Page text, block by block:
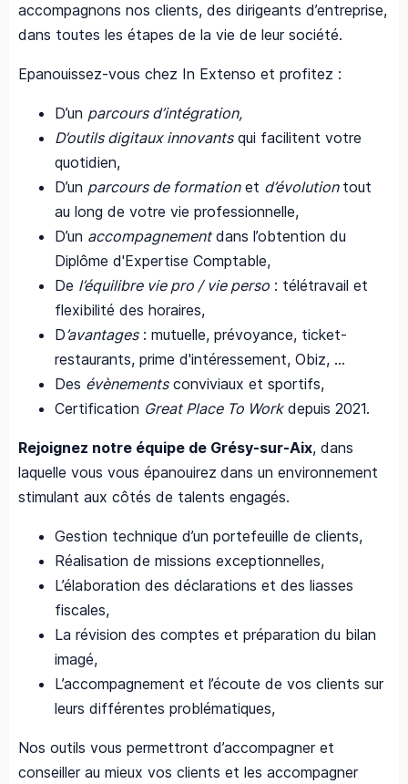
accompagnons nos clients, des dirigeants d’entreprise,
dans toutes les étapes de la vie de leur société.
Epanouissez-vous chez In Extenso et profitez :
D’un parcours d’intégration,
D’outils digitaux innovantsqui facilitent votre
quotidien,
D’un parcours de formationet d’évolution tout
au long de votre vie professionnelle,
D’un accompagnementdans l’obtention du
Diplôme d'Expertise Comptable,
De l’équilibre vie pro / vie perso : télétravail et
flexibilité des horaires,
D’avantages: mutuelle, prévoyance, ticket-
restaurants, prime d'intéressement, Obiz, ...
Des évènementsconviviaux et sportifs,
Certification Great Place To Workdepuis 2021.
Rejoignez notre équipe de Grésy-sur-Aix, dans
laquelle vous vous épanouirez dans un environnement
stimulant aux côtés de talents engagés.
Gestion technique d’un portefeuille de clients,
Réalisation de missions exceptionnelles,
L’élaboration des déclarations et des liasses
fiscales,
La révision des comptes et préparation du bilan
imagé,
L’accompagnement et l’écoute de vos clients sur
leurs différentes problématiques,
Nos outils vous permettront d’accompagner et
conseiller au mieux vos clients et les accompagner